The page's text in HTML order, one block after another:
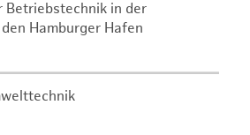
Betriebstechnik in der
Hamburger Hafen